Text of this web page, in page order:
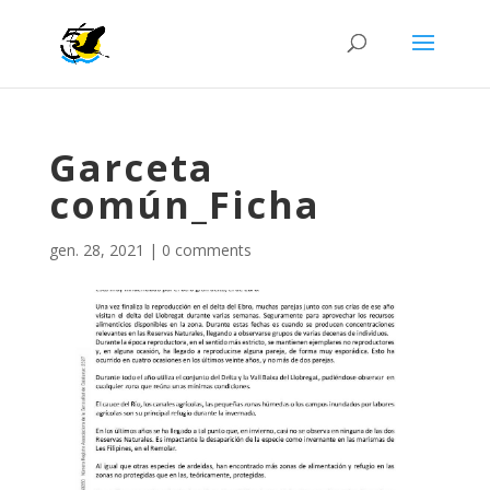
Garceta
común_Ficha
gen. 28, 2021 | 0 comments